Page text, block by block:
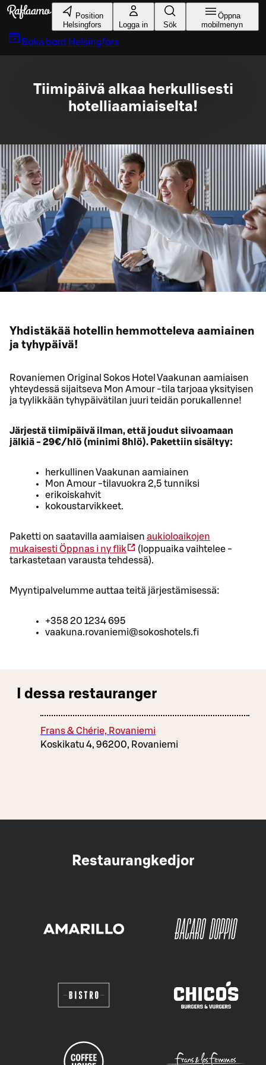
Gå till huvudinnehållet
Position
Helsingfors
Logga in Sök
Öppna
mobilmenyn
Boka bord Helsingfors
Tiimipäivä alkaa herkullisesti
hotelliaamiaiselta!
Yhdistäkää hotellin hemmotteleva aamiainen
ja tyhypäivä!
Rovaniemen Original Sokos Hotel Vaakunan aamiaisen
yhteydessä sijaitseva Mon Amour -tila tarjoaa yksityisen
ja tyylikkään tyhypäivätilan juuri teidän porukallenne!
Järjestä tiimipäivä ilman, että joudut siivoamaan
jälkiä - 29€/hlö (minimi 8hlö). Pakettiin sisältyy:
herkullinen Vaakunan aamiainen
Mon Amour -tilavuokra 2,5 tunniksi
erikoiskahvit
kokoustarvikkeet.
Paketti on saatavilla aamiaisen aukioloaikojen
mukaisesti Öppnas i ny flik
(loppuaika vaihtelee -
tarkastetaan varausta tehdessä).
Myyntipalvelumme auttaa teitä järjestämisessä:
+358 20 1234 695
vaakuna.rovaniemi@sokoshotels.fi
I dessa restauranger
Frans & Chérie, Rovaniemi
Koskikatu 4, 96200, Rovaniemi
Restaurangkedjor